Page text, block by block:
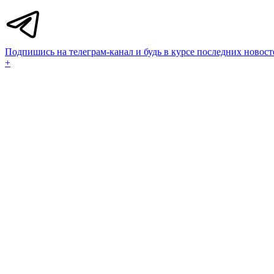
Подпишись на телеграм-канал и будь в курсе последних
+